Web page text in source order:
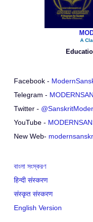
A
Facebook -
Telegram -
Twitter -
YouTube -
New Web-
বাংলা সংস্করণ
हिन्दी संस्करण
संस्कृत संस्करण
English Version